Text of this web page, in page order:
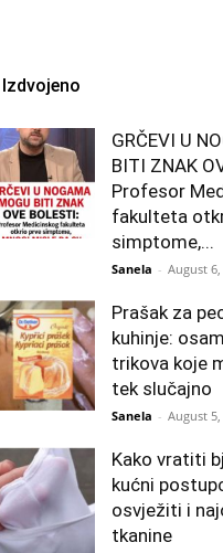
Izdvojeno
GRČEVI U
BITI ZNAK
Profesor
fakulteta
simptome,...
Sanela - August 6,
Prašak za
kuhinje:
trikova koje
tek slučajno
Sanela - August 5,
Kako vratiti
kućni
osvježiti i
tkanine